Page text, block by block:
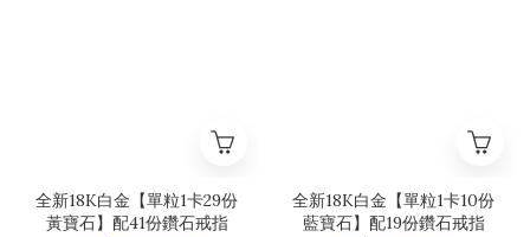
全新18K白金【單粒1卡29份
黃寶石】配41份鑽石戒指
全新18K白金【單粒1卡10份
藍寶石】配19份鑽石戒指